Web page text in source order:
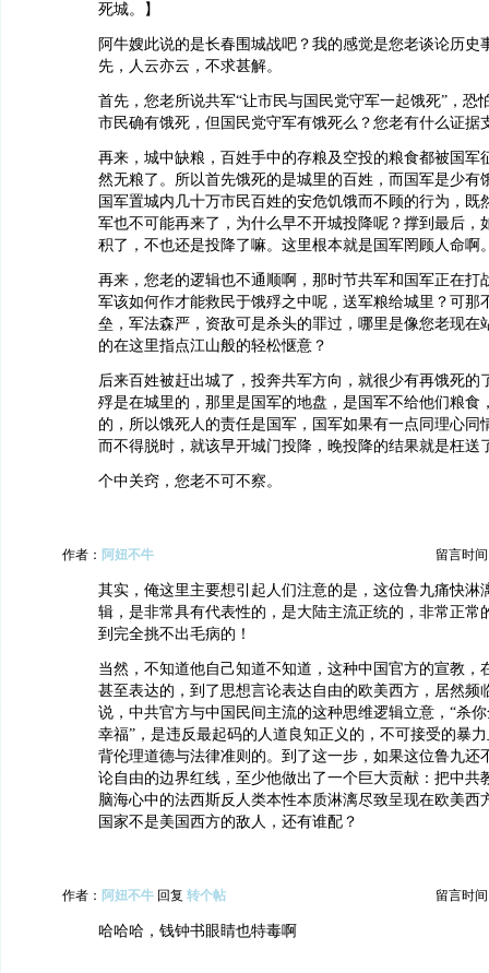
死城。】
阿牛嫂此说的是长春围城战吧？我的感觉是您老谈论历史
先，人云亦云，不求甚解。
首先，您老所说共军“让市民与国民党守军一起饿死”，恐
市民确有饿死，但国民党守军有饿死么？您老有什么证据
再来，城中缺粮，百姓手中的存粮及空投的粮食都被国军
然无粮了。所以首先饿死的是城里的百姓，而国军是少有
国军置城内几十万市民百姓的安危饥饿而不顾的行为，既
军也不可能再来了，为什么早不开城投降呢？撑到最后，
积了，不也还是投降了嘛。这里根本就是国军罔顾人命啊
再来，您老的逻辑也不通顺啊，那时节共军和国军正在打
军该如何作才能救民于饿殍之中呢，送军粮给城里？可那
垒，军法森严，资敌可是杀头的罪过，哪里是像您老现在
的在这里指点江山般的轻松惬意？
后来百姓被赶出城了，投奔共军方向，就很少有再饿死的
殍是在城里的，那里是国军的地盘，是国军不给他们粮食
的，所以饿死人的责任是国军，国军如果有一点同理心同
而不得脱时，就该早开城门投降，晚投降的结果就是枉送
个中关窍，您老不可不察。
作者： 阿妞不牛 留言时间
其实，俺这里主要想引起人们注意的是，这位鲁九痛快淋
辑，是非常具有代表性的，是大陆主流正统的，非常正常
到完全挑不出毛病的！
当然，不知道他自己知道不知道，这种中国官方的宣教，
甚至表达的，到了思想言论表达自由的欧美西方，居然频
说，中共官方与中国民间主流的这种思维逻辑立意，“杀
幸福”，是违反最起码的人道良知正义的，不可接受的暴
背伦理道德与法律准则的。到了这一步，如果这位鲁九还
论自由的边界红线，至少他做出了一个巨大贡献：把中共
脑海心中的法西斯反人类本性本质淋漓尽致呈现在欧美西
国家不是美国西方的敌人，还有谁配？
作者： 阿妞不牛 回复 转个帖 留言时间
哈哈哈，钱钟书眼睛也特毒啊